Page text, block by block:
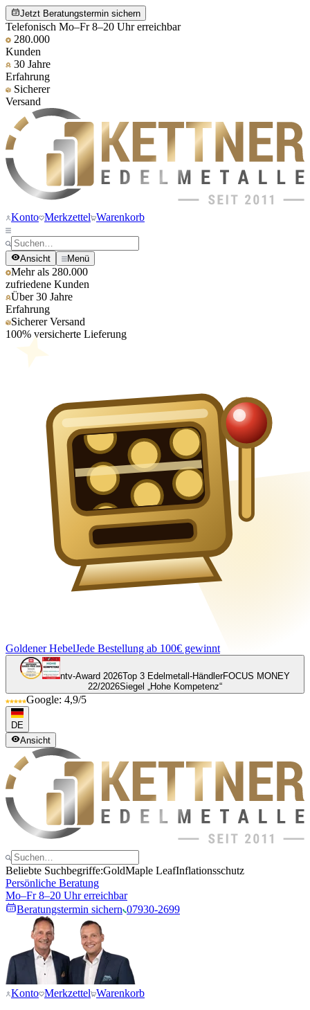
Jetzt Beratungstermin sichern
Telefonisch Mo–Fr 8–20 Uhr erreichbar
280.000
Kunden
30 Jahre
Erfahrung
Sicherer
Versand
Konto Merkzettel Warenkorb
Ansicht Menü
Mehr als 280.000
zufriedene Kunden
Über 30 Jahre
Erfahrung
Sicherer Versand
100% versicherte Lieferung
Goldener HebelJede Bestellung ab 100€ gewinnt
ntv-Award 2026Top 3 Edelmetall-HändlerFOCUS MONEY
22/2026Siegel „Hohe Kompetenz“
Google: 4,9/5
DE
Ansicht
Beliebte Suchbegriffe:GoldMaple LeafInflationsschutz
Persönliche Beratung
Mo–Fr 8–20 Uhr erreichbar
Beratungstermin sichern 07930-2699
Konto Merkzettel Warenkorb